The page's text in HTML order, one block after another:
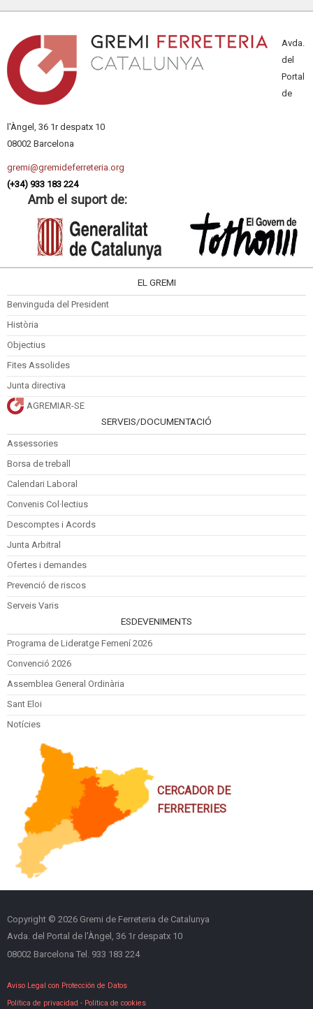
Avda.
del
Portal
de
l'Àngel, 36 1r despatx 10
08002 Barcelona
gremi@gremideferreteria.org
(+34) 933 183 224
Amb el suport de:
EL GREMI
Benvinguda del President
Història
Objectius
Fites Assolides
Junta directiva
AGREMIAR-SE
SERVEIS/DOCUMENTACIÓ
Assessories
Borsa de treball
Calendari Laboral
Convenis Col·lectius
Descomptes i Acords
Junta Arbitral
Ofertes i demandes
Prevenció de riscos
Serveis Varis
ESDEVENIMENTS
Programa de Lideratge Femení 2026
Convenció 2026
Assemblea General Ordinària
Sant Eloi
Notícies
CERCADOR DE
FERRETERIES
Copyright © 2026 Gremi de Ferreteria de Catalunya
Avda. del Portal de l'Àngel, 36 1r despatx 10
08002 Barcelona Tel. 933 183 224
Aviso Legal con Protección de Datos
Política de privacidad - Política de cookies